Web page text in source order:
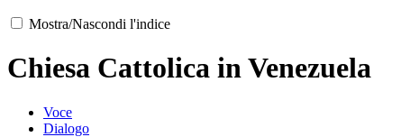
Mostra/Nascondi l'indice
Chiesa Cattolica in Venezuela
Voce
Dialogo